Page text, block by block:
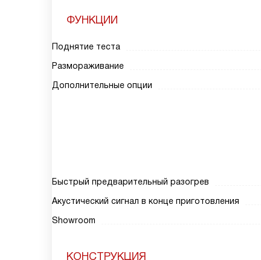
ФУНКЦИИ
Поднятие теста
Размораживание
Дополнительные опции
Быстрый предварительный разогрев
Акустический сигнал в конце приготовления
Showroom
КОНСТРУКЦИЯ